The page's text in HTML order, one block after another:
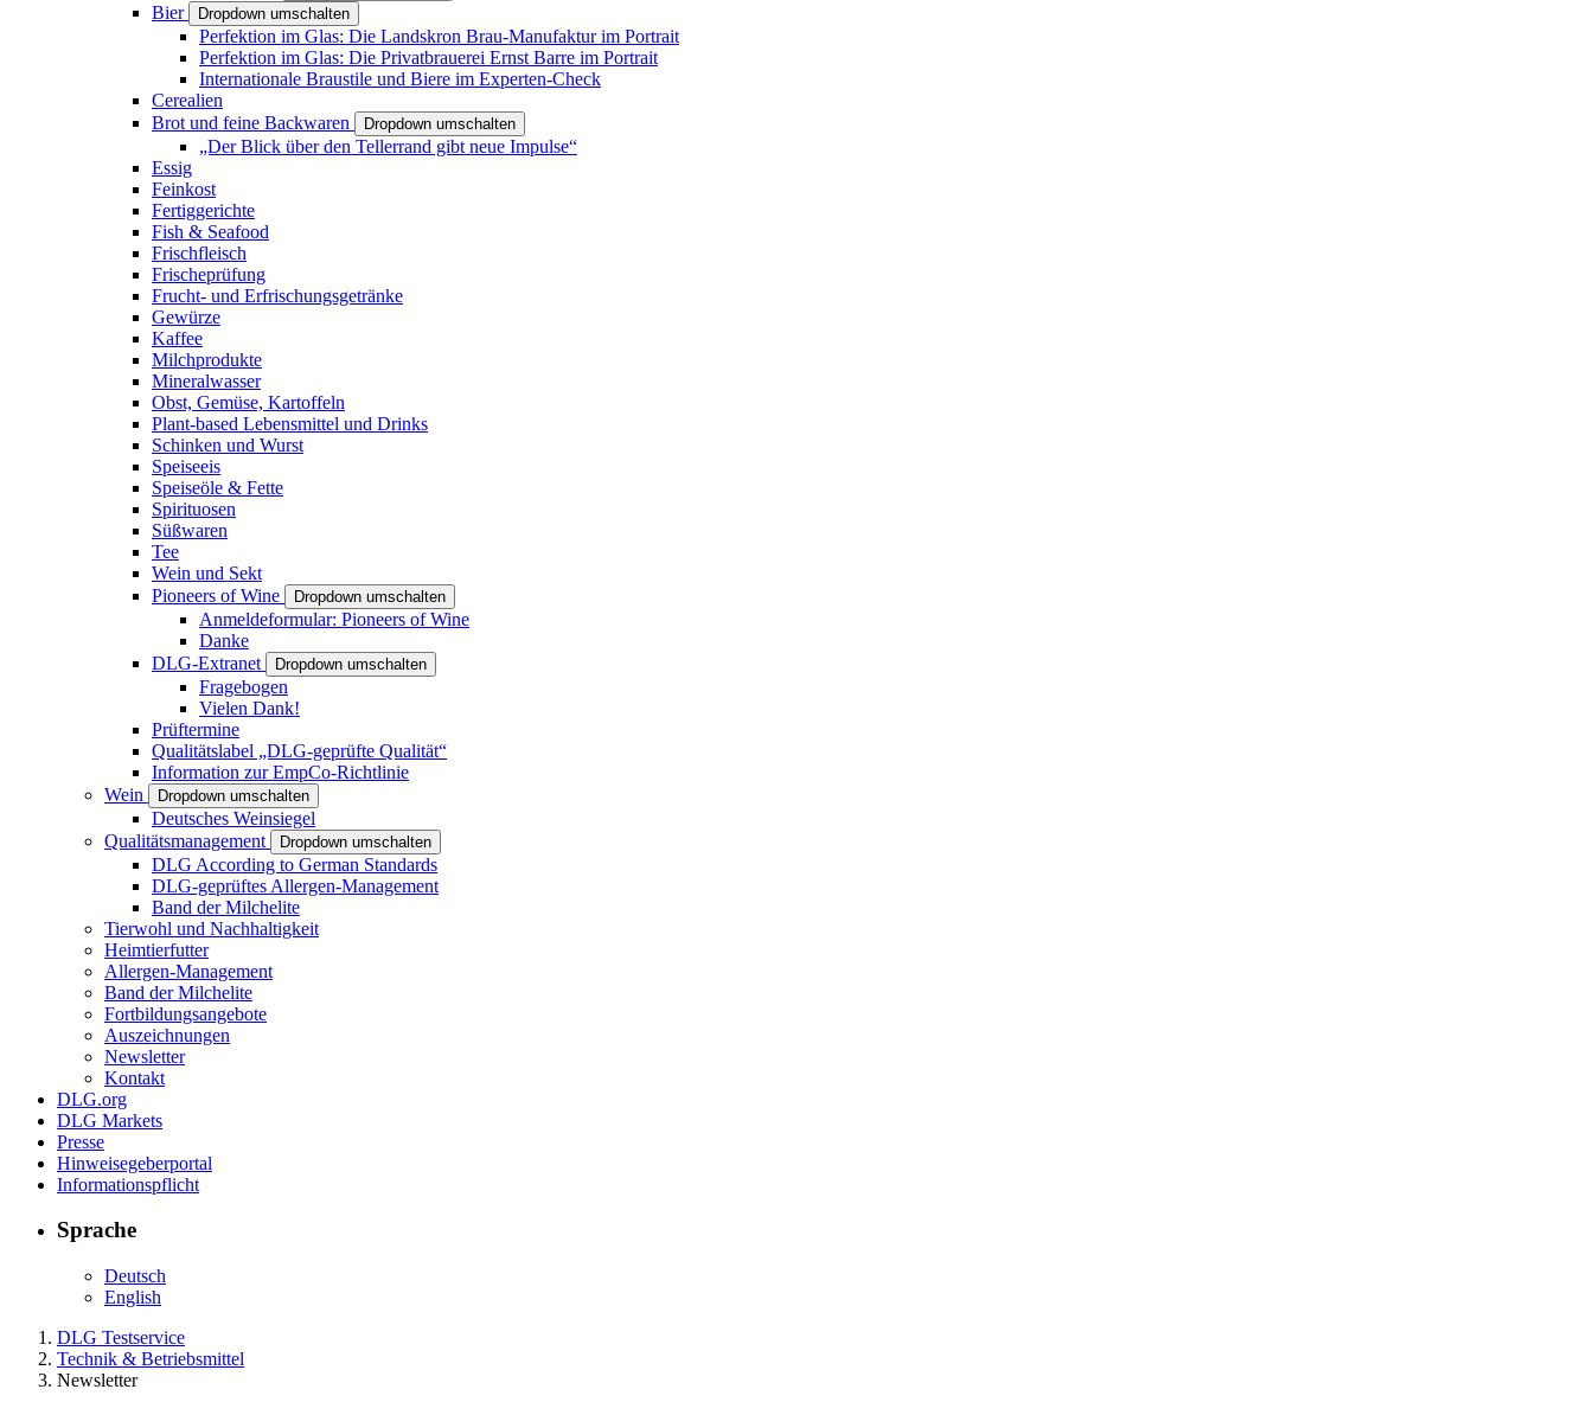
Bier Dropdown umschalten
Perfektion im Glas: Die Landskron Brau-Manufaktur im Portrait
Perfektion im Glas: Die Privatbrauerei Ernst Barre im Portrait
Internationale Braustile und Biere im Experten-Check
Cerealien
Brot und feine Backwaren
Dropdown umschalten
„Der Blick über den Tellerrand gibt neue Impulse“
Essig
Feinkost
Fertiggerichte
Fish & Seafood
Frischfleisch
Frischeprüfung
Frucht- und Erfrischungsgetränke
Gewürze
Kaffee
Milchprodukte
Mineralwasser
Obst, Gemüse, Kartoffeln
Plant-based Lebensmittel und Drinks
Schinken und Wurst
Speiseeis
Speiseöle & Fette
Spirituosen
Süßwaren
Tee
Wein und Sekt
Pioneers of Wine
Dropdown umschalten
Anmeldeformular: Pioneers of Wine
Danke
DLG-Extranet
Dropdown umschalten
Fragebogen
Vielen Dank!
Prüftermine
Qualitätslabel „DLG-geprüfte Qualität“
Information zur EmpCo-Richtlinie
Wein
Dropdown umschalten
Deutsches Weinsiegel
Qualitätsmanagement
Dropdown umschalten
DLG According to German Standards
DLG-geprüftes Allergen-Management
Band der Milchelite
Tierwohl und Nachhaltigkeit
Heimtierfutter
Allergen-Management
Band der Milchelite
Fortbildungsangebote
Auszeichnungen
Newsletter
Kontakt
DLG.org
DLG Markets
Presse
Hinweisegeberportal
Informationspflicht
Sprache
Deutsch
English
DLG Testservice
Technik & Betriebsmittel
Newsletter